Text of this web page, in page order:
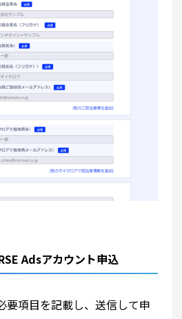
Adsアカウント申込
要項目を記載し、送信して申